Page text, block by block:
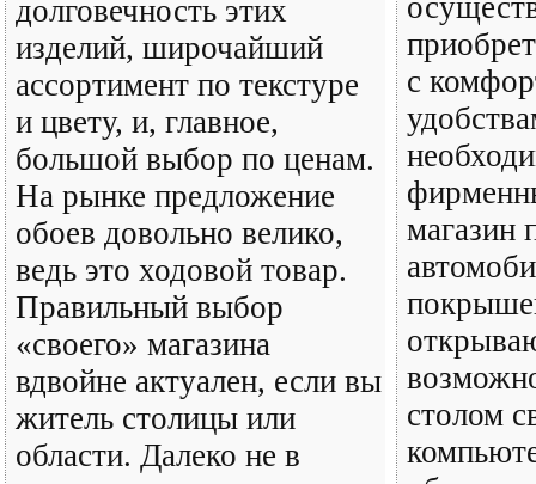
долговечность этих
изделий, широчайший
ассортимент по текстуре
и цвету, и, главное,
большой выбор по ценам.
На рынке предложение
обоев довольно велико,
ведь это ходовой товар.
Правильный выбор
«своего» магазина
вдвойне актуален, если вы
житель столицы или
области. Далеко не в
с
магазин
столом